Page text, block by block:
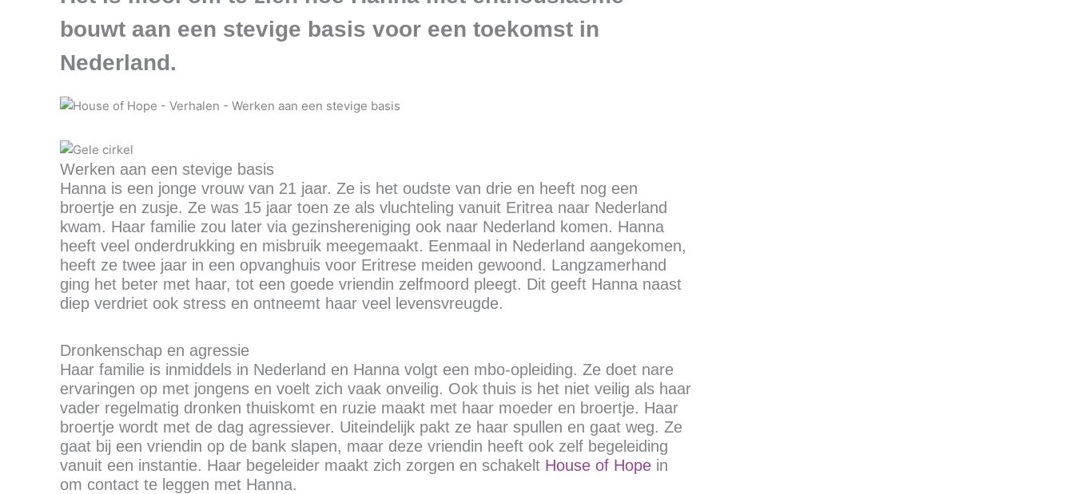
bouwt aan een stevige basis voor een toekomst in
Nederland.
Werken aan een stevige basis
Hanna is een jonge vrouw van 21 jaar. Ze is het oudste van drie en heeft nog een
broertje en zusje. Ze was 15 jaar toen ze als vluchteling vanuit Eritrea naar Nederland
kwam. Haar familie zou later via gezinshereniging ook naar Nederland komen. Hanna
heeft veel onderdrukking en misbruik meegemaakt. Eenmaal in Nederland aangekomen,
heeft ze twee jaar in een opvanghuis voor Eritrese meiden gewoond. Langzamerhand
ging het beter met haar, tot een goede vriendin zelfmoord pleegt. Dit geeft Hanna naast
diep verdriet ook stress en ontneemt haar veel levensvreugde.
Dronkenschap en agressie
Haar familie is inmiddels in Nederland en Hanna volgt een mbo-opleiding. Ze doet nare
ervaringen op met jongens en voelt zich vaak onveilig. Ook thuis is het niet veilig als haar
vader regelmatig dronken thuiskomt en ruzie maakt met haar moeder en broertje. Haar
broertje wordt met de dag agressiever. Uiteindelijk pakt ze haar spullen en gaat weg. Ze
gaat bij een vriendin op de bank slapen, maar deze vriendin heeft ook zelf begeleiding
vanuit een instantie. Haar begeleider maakt zich zorgen en schakelt House of Hope in
om contact te leggen met Hanna.